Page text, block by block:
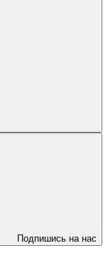
Подпишись на нас